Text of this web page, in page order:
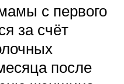
с первого
за счёт
после